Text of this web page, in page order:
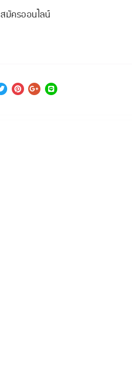
สมัครออนไลน์